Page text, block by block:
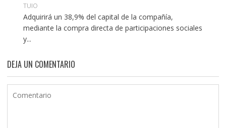
TUIO
Adquirirá un 38,9% del capital de la compañía,
mediante la compra directa de participaciones sociales
y...
DEJA UN COMENTARIO